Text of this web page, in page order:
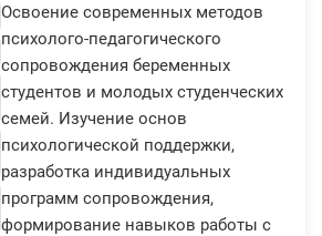
Освоение современных методов
психолого-педагогического
сопровождения беременных
студентов и молодых студенческих
семей. Изучение основ
психологической поддержки,
разработка индивидуальных
программ сопровождения,
формирование навыков работы с